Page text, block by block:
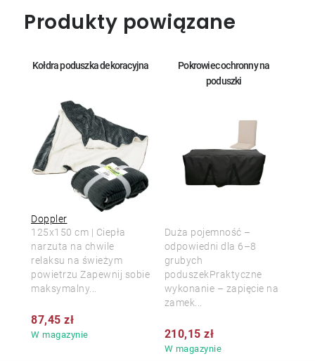
Produkty powiązane
Kołdra poduszka dekoracyjna
Doppler
W magazynie
87,45 zł
125x150 cm | Ciepła
narzuta na chwile
relaksu na świeżym
powietrzu Zapewnij sobie
maksymalny...
Pokrowiec ochronny na
poduszki
W magazynie
210,15 zł
Duża pojemność –
odpowiedni dla 6–8
grubych
poduszekPraktyczne
wykonanie – zapięcie na
zamek...